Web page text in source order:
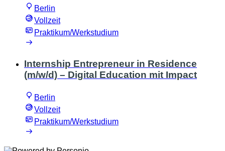
Berlin
Vollzeit
Praktikum/Werkstudium
Internship Entrepreneur in Residence
(m/w/d) – Digital Education mit Impact
Berlin
Vollzeit
Praktikum/Werkstudium